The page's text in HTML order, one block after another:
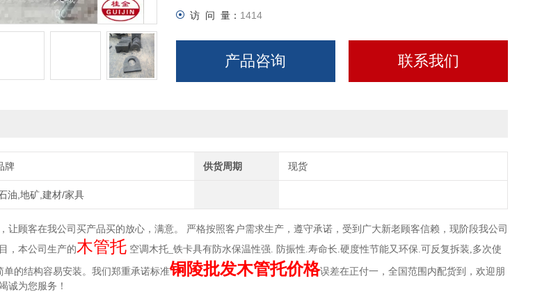
访 问 量： 1414
产品咨询 联系我们
牌 供货周期 现货
油,地矿,建材/家具
让顾客在我公司买产品买的放心，满意。 严格按照客户需求生产，遵守承诺，受到广大新老顾客信赖，现阶段我公司
，本公司生产的木管托 空调木托_铁卡具有防水保温性强. 防振性.寿命长.硬度性节能又环保.可反复拆装,多次使
单的结构容易安装。我们郑重承诺标准铜陵批发木管托价格误差在正付一，全国范围内配货到，欢迎朋
诚为您服务！